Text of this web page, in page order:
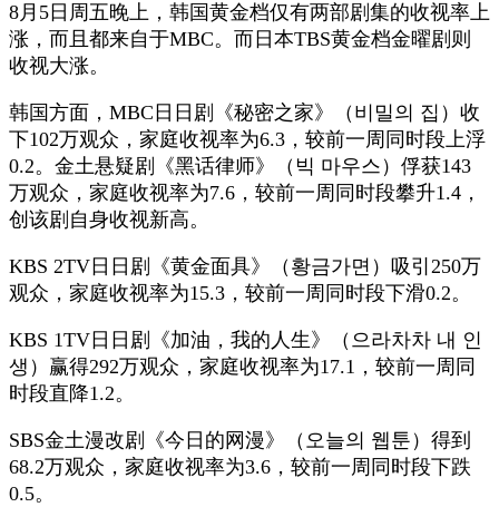
8月5日周五晚上，韩国黄金档仅有两部剧集的收视率上
涨，而且都来自于MBC。而日本TBS黄金档金曜剧则
收视大涨。
韩国方面，MBC日日剧《秘密之家》（비밀의 집）收
下102万观众，家庭收视率为6.3，较前一周同时段上浮
0.2。金土悬疑剧《黑话律师》（빅 마우스）俘获143
万观众，家庭收视率为7.6，较前一周同时段攀升1.4，
创该剧自身收视新高。
KBS 2TV日日剧《黄金面具》（황금가면）吸引250万
观众，家庭收视率为15.3，较前一周同时段下滑0.2。
KBS 1TV日日剧《加油，我的人生》（으라차차 내 인
생）赢得292万观众，家庭收视率为17.1，较前一周同
时段直降1.2。
SBS金土漫改剧《今日的网漫》（오늘의 웹툰）得到
68.2万观众，家庭收视率为3.6，较前一周同时段下跌
0.5。